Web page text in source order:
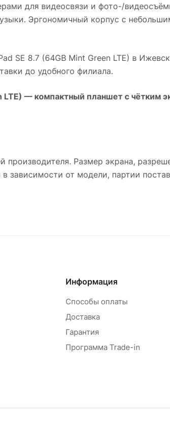
для видеосвязи и фото-/
Эргономичный корпус с
SE 8.7 (64GB Mint Green LTE) в Ижевск
до удобного филиала.
LTE) — компактный планшет с чётким
производителя. Размер экрана,
зависимости от модели, партии
Информация
Способы оплаты
Доставка
Гарантия
Программа Trade-in